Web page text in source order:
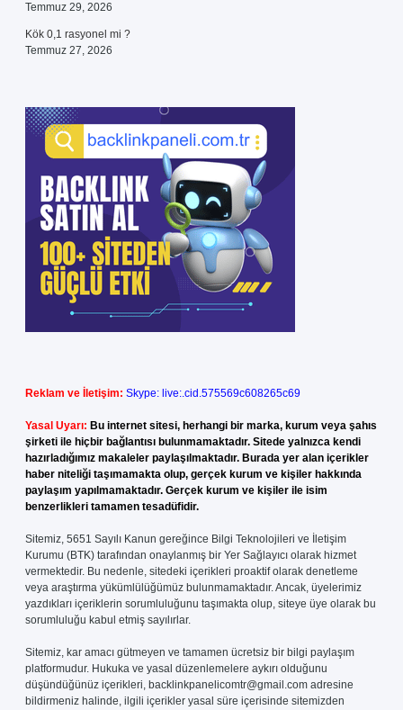
Temmuz 29, 2026
Kök 0,1 rasyonel mi ?
Temmuz 27, 2026
Reklam ve İletişim: Skype: live:.cid.575569c608265c69
Yasal Uyarı: Bu internet sitesi, herhangi bir marka, kurum veya şahıs
şirketi ile hiçbir bağlantısı bulunmamaktadır. Sitede yalnızca kendi
hazırladığımız makaleler paylaşılmaktadır. Burada yer alan içerikler
haber niteliği taşımamakta olup, gerçek kurum ve kişiler hakkında
paylaşım yapılmamaktadır. Gerçek kurum ve kişiler ile isim
benzerlikleri tamamen tesadüfidir.
Sitemiz, 5651 Sayılı Kanun gereğince Bilgi Teknolojileri ve İletişim
Kurumu (BTK) tarafından onaylanmış bir Yer Sağlayıcı olarak hizmet
vermektedir. Bu nedenle, sitedeki içerikleri proaktif olarak denetleme
veya araştırma yükümlülüğümüz bulunmamaktadır. Ancak, üyelerimiz
yazdıkları içeriklerin sorumluluğunu taşımakta olup, siteye üye olarak bu
sorumluluğu kabul etmiş sayılırlar.
Sitemiz, kar amacı gütmeyen ve tamamen ücretsiz bir bilgi paylaşım
platformudur. Hukuka ve yasal düzenlemelere aykırı olduğunu
düşündüğünüz içerikleri, backlinkpanelicomtr@gmail.com adresine
bildirmeniz halinde, ilgili içerikler yasal süre içerisinde sitemizden